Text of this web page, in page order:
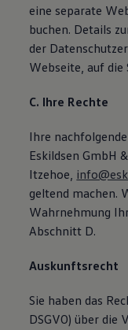
eine separate
buchen. Details
der
Webseite, auf
C. Ihre Rechte
Ihre
Eskildsen GmbH
Itzehoe,
geltend machen.
Wahrnehmung
Abschnitt D.
Auskunftsrecht
Sie haben das
DSGVO) über die